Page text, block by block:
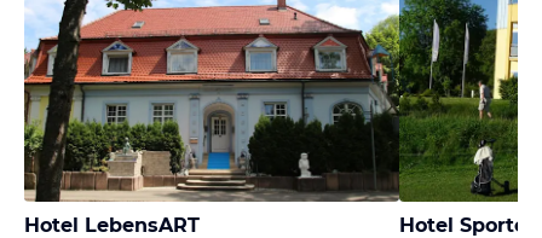
Hotel LebensART Hotel